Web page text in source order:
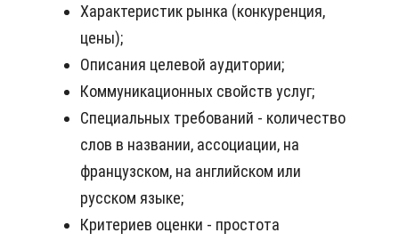
Характеристик рынка (конкуренция,
цены);
Описания целевой аудитории;
Коммуникационных свойств услуг;
Специальных требований - количество
слов в названии, ассоциации, на
французском, на английском или
русском языке;
Критериев оценки - простота